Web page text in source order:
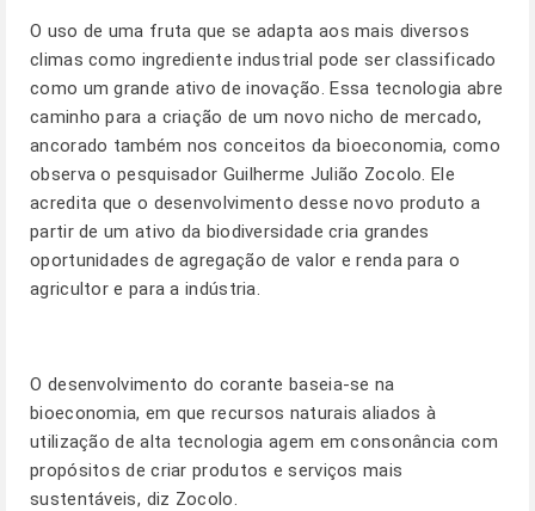
O uso de uma fruta que se adapta aos mais diversos
climas como ingrediente industrial pode ser classificado
como um grande ativo de inovação. Essa tecnologia abre
caminho para a criação de um novo nicho de mercado,
ancorado também nos conceitos da bioeconomia, como
observa o pesquisador Guilherme Julião Zocolo. Ele
acredita que o desenvolvimento desse novo produto a
partir de um ativo da biodiversidade cria grandes
oportunidades de agregação de valor e renda para o
agricultor e para a indústria.
O desenvolvimento do corante baseia-se na
bioeconomia, em que recursos naturais aliados à
utilização de alta tecnologia agem em consonância com
propósitos de criar produtos e serviços mais
sustentáveis, diz Zocolo.